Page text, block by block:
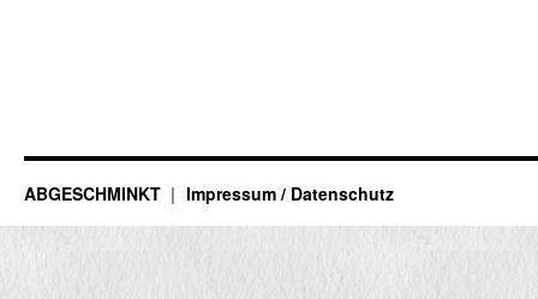
ABGESCHMINKT Impressum / Datenschutz